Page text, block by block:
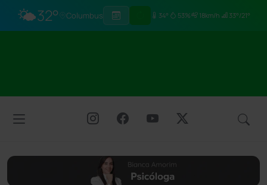
🌤️32° Columbus 34° 53% 18km/h 33°/21°